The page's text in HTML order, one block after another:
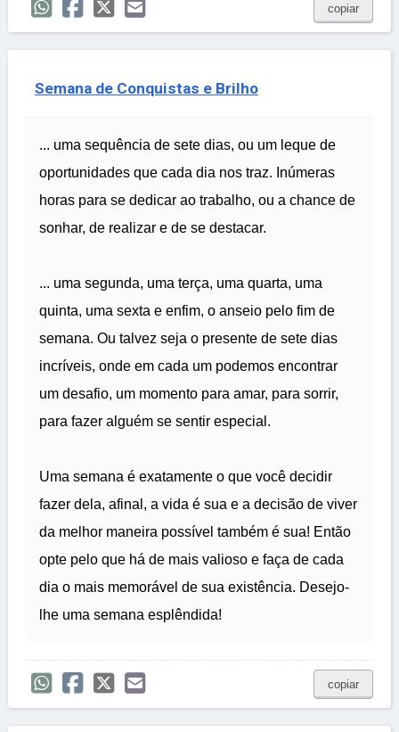
copiar
Semana de Conquistas e Brilho
... uma sequência de sete dias, ou um leque de
oportunidades que cada dia nos traz. Inúmeras
horas para se dedicar ao trabalho, ou a chance de
sonhar, de realizar e de se destacar.
... uma segunda, uma terça, uma quarta, uma
quinta, uma sexta e enfim, o anseio pelo fim de
semana. Ou talvez seja o presente de sete dias
incríveis, onde em cada um podemos encontrar
um desafio, um momento para amar, para sorrir,
para fazer alguém se sentir especial.
Uma semana é exatamente o que você decidir
fazer dela, afinal, a vida é sua e a decisão de viver
da melhor maneira possível também é sua! Então
opte pelo que há de mais valioso e faça de cada
dia o mais memorável de sua existência. Desejo-
lhe uma semana esplêndida!
copiar